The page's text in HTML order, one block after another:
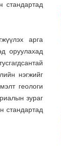
стандартад
арга
оруулахад
нэгжийг
геологи
зураг
стандартад